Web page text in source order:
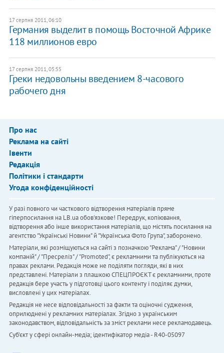
17 серпня 2011, 06:10
Германия выделит в помощь Восточной Африке
118 миллионов евро
17 серпня 2011, 05:55
Греки недовольны введением 8-часового
рабочего дня
Про нас
Реклама на сайті
Івенти
Редакція
Політики і стандарти
Угода конфіденційності
У разі повного чи часткового відтворення матеріалів пряме
гіперпосилання на LB.ua обов'язкове! Передрук, копіювання,
відтворення або інше використання матеріалів, що містять посилання на
агентство "Українськi Новини" й "Українська Фото Група", заборонено.
Матеріали, які розміщуються на сайті з позначкою "Реклама" / "Новини
компаній" / "Пресреліз" / "Promoted", є рекламними та публікуються на
правах реклами. Редакція може не поділяти погляди, які в них
представлені. Матеріали з плашкою СПЕЦПРОЄКТ є рекламними, проте
редакція бере участь у підготовці цього контенту і поділяє думки,
висловлені у цих матеріалах.
Редакція не несе відповідальності за факти та оціночні судження,
оприлюднені у рекламних матеріалах. Згідно з українським
законодавством, відповідальність за зміст реклами несе рекламодавець.
Cуб'єкт у сфері онлайн-медіа; ідентифікатор медіа - R40-05097